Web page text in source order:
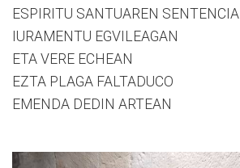
ESPIRITU SANTUAREN SENTENCIA
IURAMENTU EGVILEAGAN
ETA VERE ECHEAN
EZTA PLAGA FALTADUCO
EMENDA DEDIN ARTEAN